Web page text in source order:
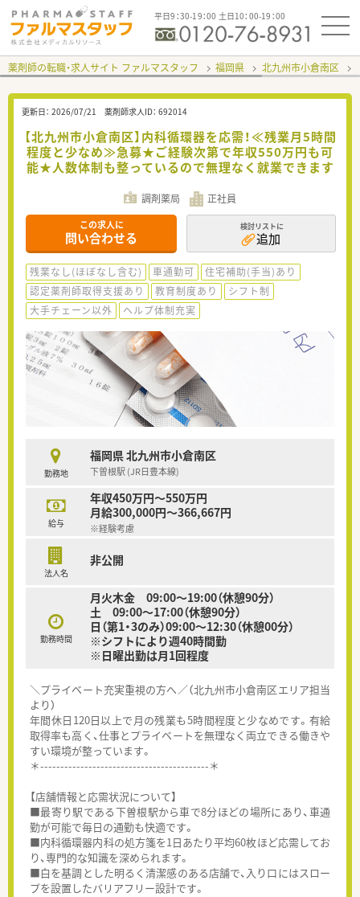
平日9：30-19：00 土日10：00-19：00
薬剤師の転職・求人サイト ファルマスタッフ 福岡県 北九州市小倉南区
更新日： 2026/07/21 薬剤師求人ID： 692014
【北九州市小倉南区】内科循環器を応需！≪残業月5時間
程度と少なめ≫急募★ご経験次第で年収550万円も可
能★人数体制も整っているので無理なく就業できます
調剤薬局 正社員
この求人に
問い合わせる
検討リストに
追加
残業なし(ほぼなし含む) 車通勤可
住宅補助(手当)あり
認定薬剤師取得支援あり
教育制度あり
シフト制
大手チェーン以外
ヘルプ体制充実
勤務地
福岡県 北九州市小倉南区
下曽根駅 (JR日豊本線)
給与
年収450万円～550万円
月給300,000円～366,667円
※経験考慮
法人名
非公開
勤務時間
月火木金 09:00～19:00（休憩90分）
土 09:00～17:00（休憩90分）
日（第1・3のみ）09:00～12:30（休憩00分）
※シフトにより週40時間勤
※日曜出勤は月1回程度
＼プライベート充実重視の方へ／（北九州市小倉南区エリア担当
より）
年間休日120日以上で月の残業も5時間程度と少なめです。有給
取得率も高く、仕事とプライベートを無理なく両立できる働きや
すい環境が整っています。
＊------------------------------------------＊
【店舗情報と応需状況について】
■最寄り駅である下曽根駅から車で8分ほどの場所にあり、車通
勤が可能で毎日の通勤も快適です。
■内科循環器内科の処方箋を1日あたり平均60枚ほど応需してお
り、専門的な知識を深められます。
■白を基調とした明るく清潔感のある店舗で、入り口にはスロー
プを設置したバリアフリー設計です。